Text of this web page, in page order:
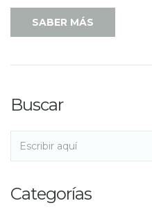
SABER MÁS
Buscar
Categorías